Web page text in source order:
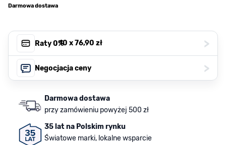
Darmowa dostawa
Raty 0%, 10 x76,90 zł >
Negocjacja ceny >
Darmowa dostawa
przy zamówieniu powyżej 500 zł
35 lat na Polskim rynku
Światowe marki, lokalne wsparcie